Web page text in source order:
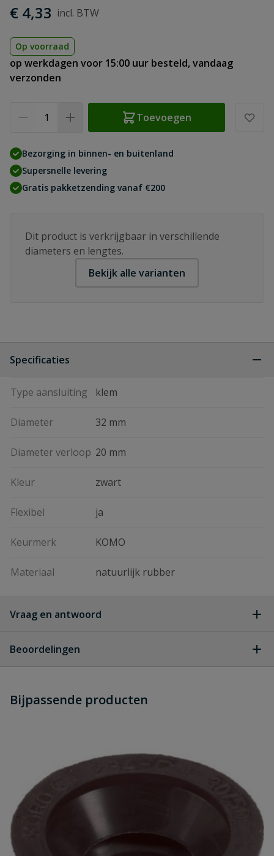
€ 4,33
Op voorraad
op werkdagen voor 15:00 uur besteld, vandaag
verzonden
Toevoegen
Bezorging in binnen- en buitenland
Supersnelle levering
Gratis pakketzending vanaf €200
Dit product is verkrijgbaar in verschillende
diameters en lengtes.
Bekijk alle varianten
Specificaties
Type aansluiting klem
Diameter 32 mm
Diameter verloop 20 mm
Kleur zwart
Flexibel ja
Keurmerk KOMO
Materiaal natuurlijk rubber
Vraag en antwoord
dit product?
Beoordelingen
Schrijf zelf een beoordeling
Uw waardering:
Bijpassende producten